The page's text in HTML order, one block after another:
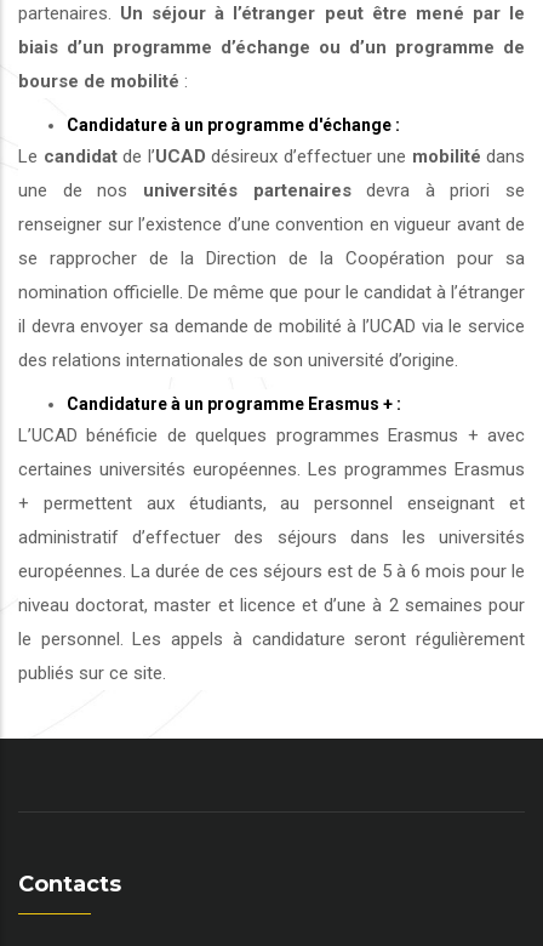
partenaires. Un séjour à l’étranger peut être mené par le
biais d’un programme d’échange ou d’un programme de
bourse de mobilité :
Candidature à un programme d'échange :
Le candidatde l’UCAD désireux d’effectuer une mobilité dans
une de nos universités partenairesdevra à priori se
renseigner sur l’existence d’une convention en vigueur avant de
se rapprocher de la Direction de la Coopération pour sa
nomination officielle. De même que pour le candidat à l’étranger
il devra envoyer sa demande de mobilité à l’UCAD via le service
des relations internationales de son université d’origine.
Candidature à un programme Erasmus + :
L’UCAD bénéficie de quelques programmes Erasmus + avec
certaines universités européennes. Les programmes Erasmus
+ permettent aux étudiants, au personnel enseignant et
administratif d’effectuer des séjours dans les universités
européennes. La durée de ces séjours est de 5 à 6 mois pour le
niveau doctorat, master et licence et d’une à 2 semaines pour
le personnel. Les appels à candidature seront régulièrement
publiés sur ce site.
Contacts